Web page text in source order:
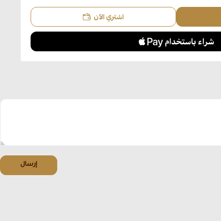
اشتري الآن
إرسال